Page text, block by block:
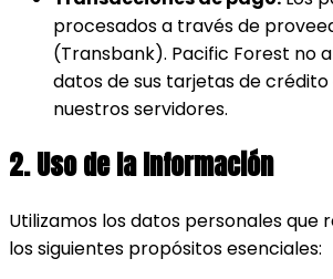
procesados a través de
(Transbank). Pacific Forest no
datos de sus tarjetas de
nuestros servidores.
2. Uso de la Información
Utilizamos los datos personales que
los siguientes propósitos esenciales: